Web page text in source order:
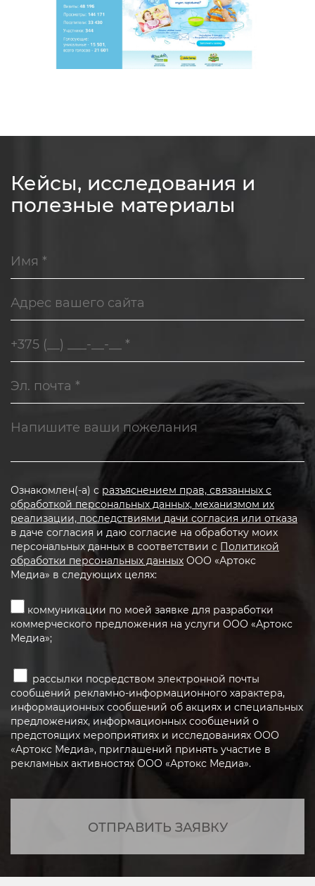
Кейсы, исследования и
полезные материалы
Ознакомлен(-а) с разъяснением прав, связанных с
обработкой персональных данных, механизмом их
реализации, последствиями дачи согласия или отказа
в даче согласия и даю согласие на обработку моих
персональных данных в соответствии с Политикой
обработки персональных данных ООО «Артокс
Медиа» в следующих целях:
коммуникации по моей заявке для разработки
коммерческого предложения на услуги ООО «Артокс
Медиа»;
рассылки посредством электронной почты
сообщений рекламно-информационного характера,
информационных сообщений об акциях и специальных
предложениях, информационных сообщений о
предстоящих мероприятиях и исследованиях ООО
«Артокс Медиа», приглашений принять участие в
рекламных активностях ООО «Артокс Медиа».
ОТПРАВИТЬ ЗАЯВКУ